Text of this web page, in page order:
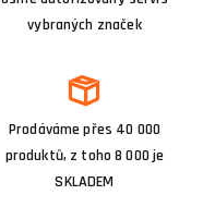
vybraných značek
Prodáváme přes 40 000
produktů, z toho 8 000 je
SKLADEM